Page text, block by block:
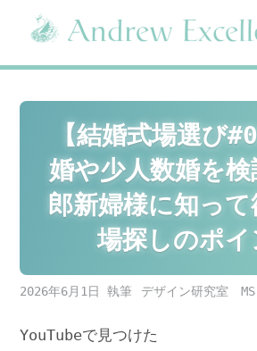
content
【結婚式場選び
婚や少人数婚を
郎新婦様に知っ
場探しのポイ
2026年6月1日 デザイン研究室
YouTubeで見つけた